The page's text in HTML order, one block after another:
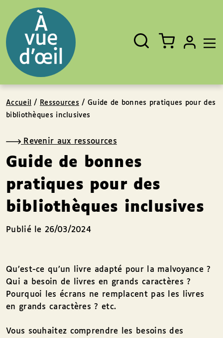
Fermer
Rechercher
un
livre,
un
auteur,
un
EAN
Accueil / Ressources / Guide de bonnes pratiques pour des
bibliothèques inclusives
Revenir aux ressources
Guide de bonnes
pratiques pour des
bibliothèques inclusives
Publié le 26/03/2024
Qu’est-ce qu’un livre adapté pour la malvoyance ?
Qui a besoin de livres en grands caractères ?
Pourquoi les écrans ne remplacent pas les livres
en grands caractères ? etc.
Vous souhaitez comprendre les besoins des